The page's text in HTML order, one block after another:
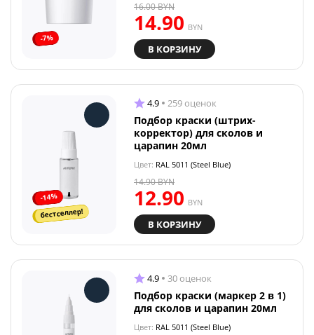
-7%
14.90 BYN
16.00BYN
В КОРЗИНУ
-14%
бестселлер!
4.9 259 оценок
Подбор краски (штрих-
корректор) для сколов и
царапин 20мл
Цвет: RAL 5011 (Steel Blue)
12.90 BYN
14.90BYN
В КОРЗИНУ
4.9 30 оценок
Подбор краски (маркер 2 в 1)
для сколов и царапин 20мл
Цвет: RAL 5011 (Steel Blue)